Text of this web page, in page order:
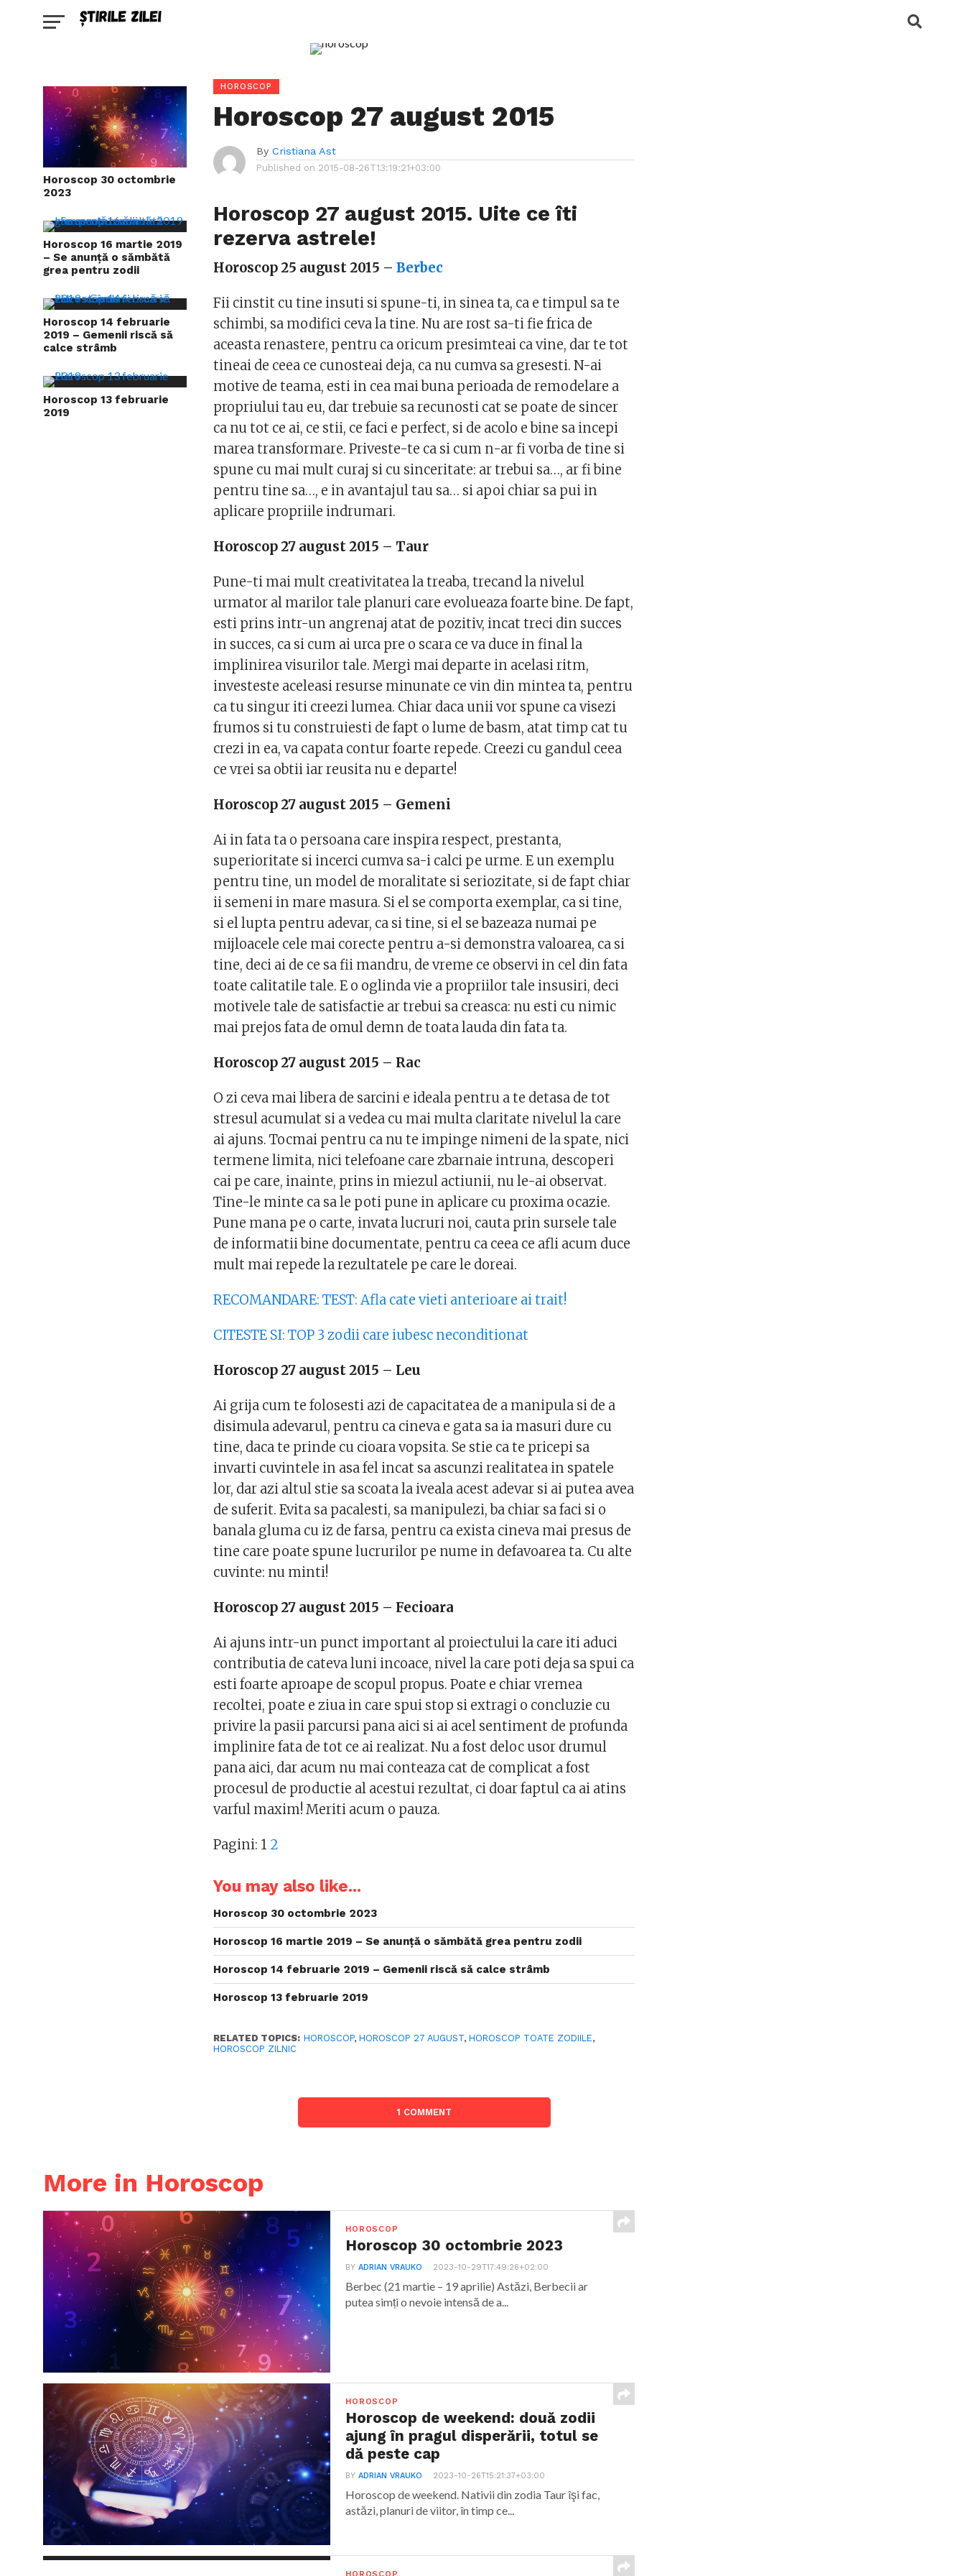
Horoscop 30 octombrie
2023
Horoscop 16 martie 2019
– Se anunță o sămbătă
grea pentru zodii
Horoscop 14 februarie
2019 – Gemenii riscă să
calce strâmb
Horoscop 13 februarie
2019
HOROSCOP
Horoscop 27 august 2015
By Cristiana Ast
Published on 2015-08-26T13:19:21+03:00
Horoscop 27 august 2015. Uite ce îti
rezerva astrele!
Horoscop 25 august 2015 –Berbec
Fii cinstit cu tine insuti si spune-ti, in sinea ta, ca e timpul sa te
schimbi, sa modifici ceva la tine. Nu are rost sa-ti fie frica de
aceasta renastere, pentru ca oricum presimteai ca vine, dar te tot
tineai de ceea ce cunosteai deja, ca nu cumva sa gresesti. N-ai
motive de teama, esti in cea mai buna perioada de remodelare a
propriului tau eu, dar trebuie sa recunosti cat se poate de sincer
ca nu tot ce ai, ce stii, ce faci e perfect, si de acolo e bine sa incepi
marea transformare. Priveste-te ca si cum n-ar fi vorba de tine si
spune cu mai mult curaj si cu sinceritate: ar trebui sa…, ar fi bine
pentru tine sa…, e in avantajul tau sa… si apoi chiar sa pui in
aplicare propriile indrumari.
Horoscop 27 august 2015 – Taur
Pune-ti mai mult creativitatea la treaba, trecand la nivelul
urmator al marilor tale planuri care evolueaza foarte bine. De fapt,
esti prins intr-un angrenaj atat de pozitiv, incat treci din succes
in succes, ca si cum ai urca pre o scara ce va duce in final la
implinirea visurilor tale. Mergi mai departe in acelasi ritm,
investeste aceleasi resurse minunate ce vin din mintea ta, pentru
ca tu singur iti creezi lumea. Chiar daca unii vor spune ca visezi
frumos si tu construiesti de fapt o lume de basm, atat timp cat tu
crezi in ea, va capata contur foarte repede. Creezi cu gandul ceea
ce vrei sa obtii iar reusita nu e departe!
Horoscop 27 august 2015 – Gemeni
Ai in fata ta o persoana care inspira respect, prestanta,
superioritate si incerci cumva sa-i calci pe urme. E un exemplu
pentru tine, un model de moralitate si seriozitate, si de fapt chiar
ii semeni in mare masura. Si el se comporta exemplar, ca si tine,
si el lupta pentru adevar, ca si tine, si el se bazeaza numai pe
mijloacele cele mai corecte pentru a-si demonstra valoarea, ca si
tine, deci ai de ce sa fii mandru, de vreme ce observi in cel din fata
toate calitatile tale. E o oglinda vie a propriilor tale insusiri, deci
motivele tale de satisfactie ar trebui sa creasca: nu esti cu nimic
mai prejos fata de omul demn de toata lauda din fata ta.
Horoscop 27 august 2015 – Rac
O zi ceva mai libera de sarcini e ideala pentru a te detasa de tot
stresul acumulat si a vedea cu mai multa claritate nivelul la care
ai ajuns. Tocmai pentru ca nu te impinge nimeni de la spate, nici
termene limita, nici telefoane care zbarnaie intruna, descoperi
cai pe care, inainte, prins in miezul actiunii, nu le-ai observat.
Tine-le minte ca sa le poti pune in aplicare cu proxima ocazie.
Pune mana pe o carte, invata lucruri noi, cauta prin sursele tale
de informatii bine documentate, pentru ca ceea ce afli acum duce
mult mai repede la rezultatele pe care le doreai.
RECOMANDARE: TEST: Afla cate vieti anterioare ai trait!
CITESTE SI: TOP 3 zodii care iubesc neconditionat
Horoscop 27 august 2015 – Leu
Ai grija cum te folosesti azi de capacitatea de a manipula si de a
disimula adevarul, pentru ca cineva e gata sa ia masuri dure cu
tine, daca te prinde cu cioara vopsita. Se stie ca te pricepi sa
invarti cuvintele in asa fel incat sa ascunzi realitatea in spatele
lor, dar azi altul stie sa scoata la iveala acest adevar si ai putea avea
de suferit. Evita sa pacalesti, sa manipulezi, ba chiar sa faci si o
banala gluma cu iz de farsa, pentru ca exista cineva mai presus de
tine care poate spune lucrurilor pe nume in defavoarea ta. Cu alte
cuvinte: nu minti!
Horoscop 27 august 2015 – Fecioara
Ai ajuns intr-un punct important al proiectului la care iti aduci
contributia de cateva luni incoace, nivel la care poti deja sa spui ca
esti foarte aproape de scopul propus. Poate e chiar vremea
recoltei, poate e ziua in care spui stop si extragi o concluzie cu
privire la pasii parcursi pana aici si ai acel sentiment de profunda
implinire fata de tot ce ai realizat. Nu a fost deloc usor drumul
pana aici, dar acum nu mai conteaza cat de complicat a fost
procesul de productie al acestui rezultat, ci doar faptul ca ai atins
varful maxim! Meriti acum o pauza.
Pagini: 1 2
You may also like...
Horoscop 30 octombrie 2023
Horoscop 16 martie 2019 – Se anunță o sămbătă grea pentru zodii
Horoscop 14 februarie 2019 – Gemenii riscă să calce strâmb
Horoscop 13 februarie 2019
RELATED TOPICS: HOROSCOP,HOROSCOP 27 AUGUST,HOROSCOP TOATE ZODIILE,
HOROSCOP ZILNIC
1 COMMENT
More in Horoscop
HOROSCOP
Horoscop 30 octombrie 2023
BYADRIAN VRAUKO 2023-10-29T17:49:26+02:00
Berbec (21 martie – 19 aprilie) Astăzi, Berbecii ar
putea simți o nevoie intensă de a...
HOROSCOP
Horoscop de weekend: două zodii
ajung în pragul disperării, totul se
dă peste cap
BYADRIAN VRAUKO 2023-10-26T15:21:37+03:00
Horoscop de weekend. Nativii din zodia Taur îşi fac,
astăzi, planuri de viitor, în timp ce...